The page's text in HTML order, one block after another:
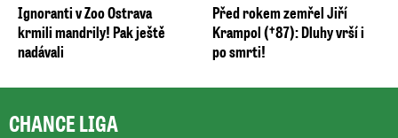
Ignoranti v Zoo Ostrava
krmili mandrily! Pak ještě
nadávali
Před rokem zemřel Jiří
Krampol (†87): Dluhy vrší i
po smrti!
CHANCE LIGA